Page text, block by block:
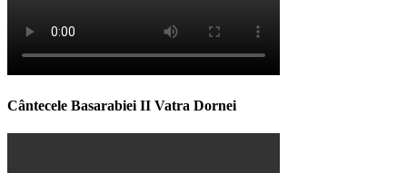
Cântecele Basarabiei II Vatra Dornei